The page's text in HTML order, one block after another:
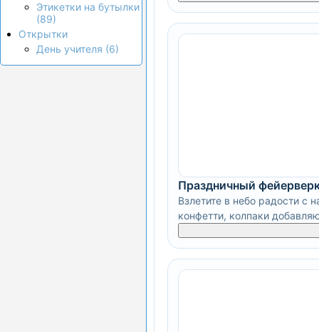
Этикетки на бутылки
(89)
Открытки
День учителя (6)
Праздничный
Взлетите в небо радости
конфетти, колпаки